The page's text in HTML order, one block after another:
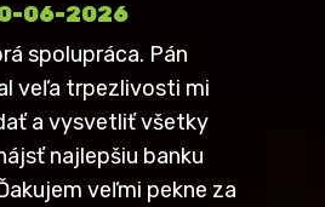
06-2026
spolupráca. Pán
veľa trpezlivosti mi
a vysvetliť všetky
najlepšiu banku
veľmi pekne za